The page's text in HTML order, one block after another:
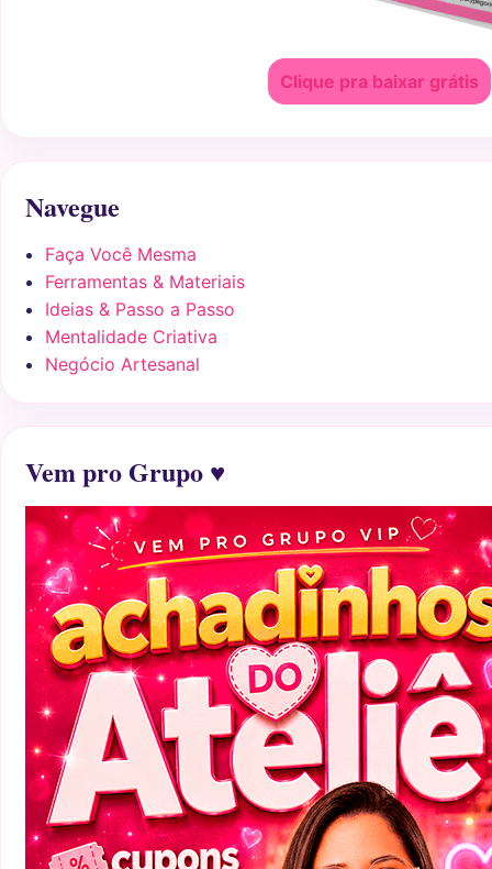
Clique pra baixar grátis
Navegue
Faça Você Mesma
Ferramentas & Materiais
Ideias & Passo a Passo
Mentalidade Criativa
Negócio Artesanal
Vem pro Grupo ♥